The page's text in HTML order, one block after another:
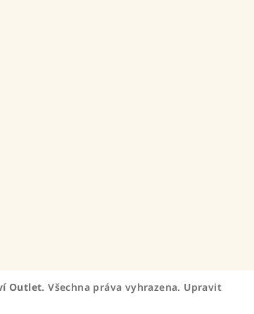
Outlet. Všechna práva vyhrazena. Upravit